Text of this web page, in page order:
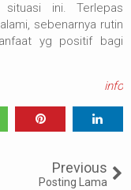
situasi ini. Terlepas
sebenarnya rutin
yg positif bagi
info
Previous
Posting Lama